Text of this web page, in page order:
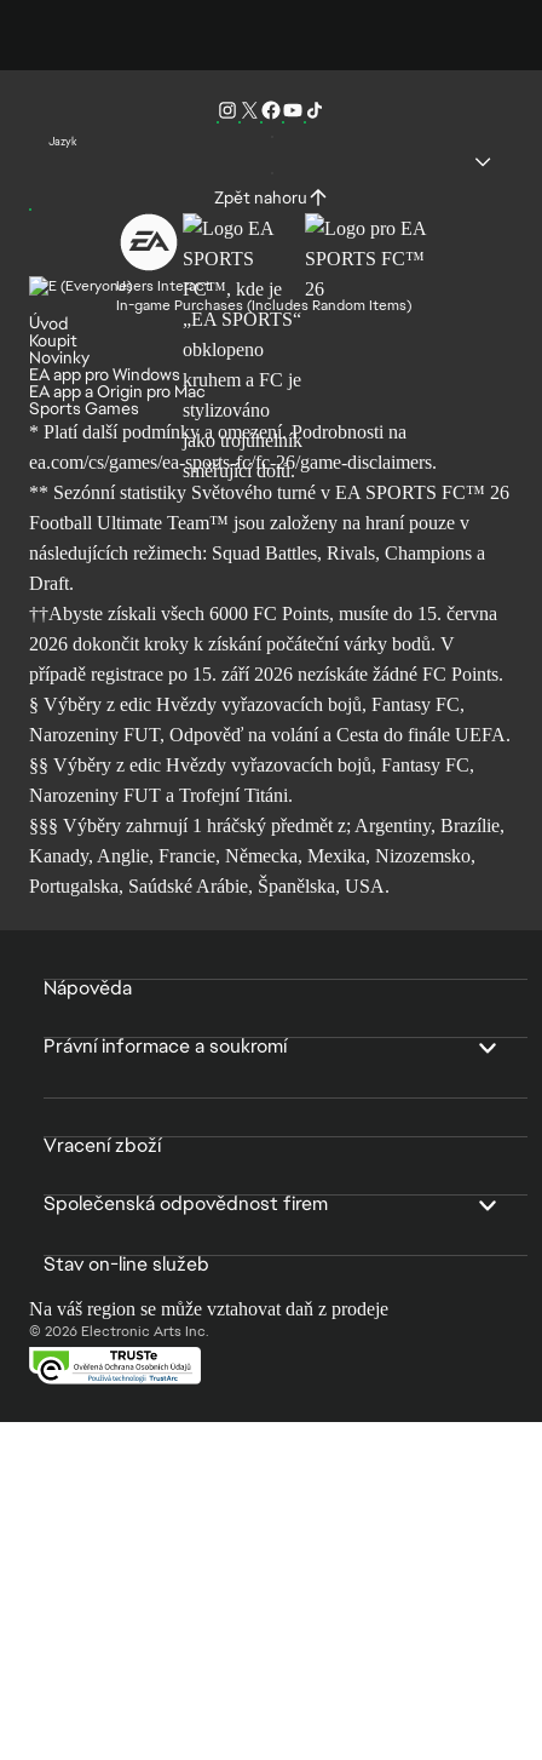
Jazyk
Zpět nahoru
Users Interact
In-game Purchases (Includes Random Items)
Úvod
Koupit
Novinky
EA app pro Windows
EA app a Origin pro Mac
Sports Games
* Platí další podmínky a omezení. Podrobnosti na
ea.com/cs/games/ea-sports-fc/fc-26/game-disclaimers.
** Sezónní statistiky Světového turné v EA SPORTS FC™ 26
Football Ultimate Team™ jsou založeny na hraní pouze v
následujících režimech: Squad Battles, Rivals, Champions a
Draft.
††Abyste získali všech 6000 FC Points, musíte do 15. června
2026 dokončit kroky k získání počáteční várky bodů. V
případě registrace po 15. září 2026 nezískáte žádné FC Points.
§ Výběry z edic Hvězdy vyřazovacích bojů, Fantasy FC,
Narozeniny FUT, Odpověď na volání a Cesta do finále UEFA.
§§ Výběry z edic Hvězdy vyřazovacích bojů, Fantasy FC,
Narozeniny FUT a Trofejní Titáni.
§§§ Výběry zahrnují 1 hráčský předmět z; Argentiny, Brazílie,
Kanady, Anglie, Francie, Německa, Mexika, Nizozemsko,
Portugalska, Saúdské Arábie, Španělska, USA.
Nápověda
Právní informace a soukromí
Vracení zboží
Společenská odpovědnost firem
Stav on-line služeb
Na váš region se může vztahovat daň z prodeje
© 2026 Electronic Arts Inc.